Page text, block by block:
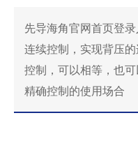
先导海角官网首页登录
连续控制，实现背压
控制，可以相等
精确控制的使用场合